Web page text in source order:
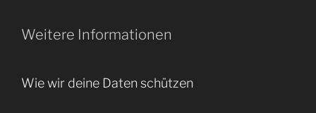
Weitere Informationen
Wie wir deine Daten schützen